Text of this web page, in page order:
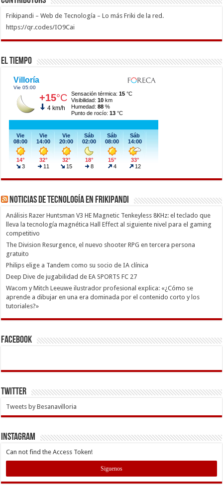
Frikipandi – Web de Tecnología – Lo más Friki de la red.
https://qr.codes/IO9Cai
El Tiempo
Noticias de Tecnología en Frikipandi
Análisis Razer Huntsman V3 HE Magnetic Tenkeyless 8KHz: el teclado que
lleva la tecnología magnética Hall Effect al siguiente nivel para el gaming
competitivo
The Division Resurgence, el nuevo shooter RPG en tercera persona
gratuito
Philips elige a Tandem como su socio de IA clínica
Deep Dive de jugabilidad de EA SPORTS FC 27
Wacom y Mitch Leeuwe ilustrador profesional explica: «¿Cómo se
aprende a dibujar en una era dominada por el contenido corto y los
tutoriales?»
Facebook
Twitter
Tweets by Besanavilloria
INSTAGRAM
Can not find the Access Token!
Siguenos